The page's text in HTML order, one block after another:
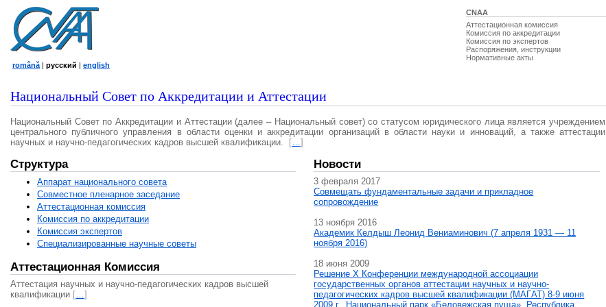
CNAA
Аттестационная комиссия
Комиссия по аккредитации
Комиссия по экспертов
Распоряжения, инструкции
Нормативные акты
română | русский | english
Национальный Совет по Аккредитации и Аттестации
Национальный Совет по Аккредитации и Аттестации (далее – Национальный совет) со статусом юридического лица является учреждением
центрального публичного управления в области оценки и аккредитации организаций в области науки и инноваций, а также аттестации
научных и научно-педагогических кадров высшей квалификации.
[…]
Структура
Аппарат национального совета
Совместное пленарное заседание
Аттестационная комисcия
Комиссия по аккредитации
Комиссия экспертов
Специализированные научные советы
Аттестационная Комиссия
Аттестация научных и научно-педагогических кадров высшей
квалификации […]
Новости
3 февраля 2017
Совмещать фундаментальные задачи и прикладное
сопровождение
13 ноября 2016
Академик Келдыш Леонид Вениаминович (7 апреля 1931 — 11
ноября 2016)
18 июня 2009
Решение X Конференции международной ассоциации
государственных органов аттестации научных и научно-
педагогических кадров высшей квалификации (МАГAT) 8-9 июня
2009 г., Национальный парк «Беловежская пуща», Республика